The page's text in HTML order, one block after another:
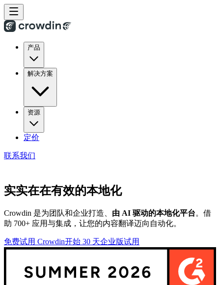
产品
解决方案
资源
定价
联系我们
实实在在有效的本地化
Crowdin 是为团队和企业打造、 由 AI 驱动的本地化平台。借
助 700+ 应用与集成，让您的内容翻译迈向自动化。
免费试用 Crowdin开始 30 天企业版试用